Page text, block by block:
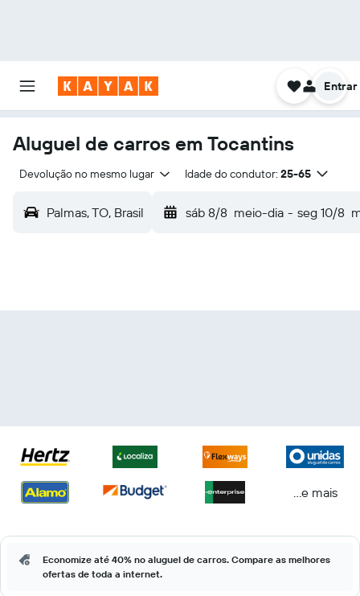
Entrar
Aluguel de carros em Tocantins
Devolução no mesmo lugar Idade do condutor: 25-65
Palmas, TO, Brasil sáb 8/8 meio-dia - seg 10/8
...e mais
Economize até 40% no aluguel de carros. Compare as melhores
ofertas de toda a internet.